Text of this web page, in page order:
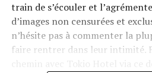
train de s’écouler et
d’images non censurées et
n’hésite pas à commenter la
faire rentrer dans leur intimité.